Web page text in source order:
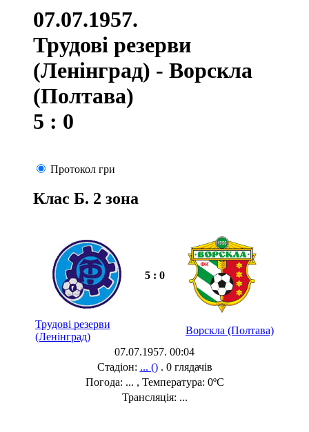
07.07.1957.
Трудові резерви
(Ленінград) - Ворскла
(Полтава)
5 : 0
Протокол гри
Клас Б. 2 зона
5 : 0
Трудові резерви
(Ленінград)
Ворскла (Полтава)
07.07.1957. 00:04
Стадіон: ... (). 0 глядачів
Погода: ... , Температура: 0ºC
Трансляція: ...